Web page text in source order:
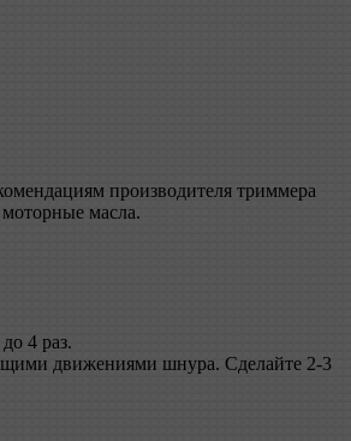
производителя триммера
масла.
4 раз.
движениями шнура. Сделайте 2-3